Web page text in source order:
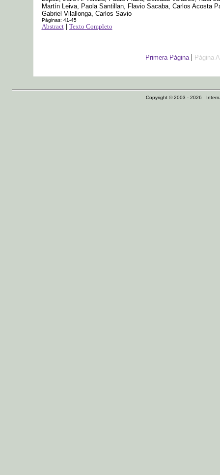
Martín Leiva, Paola Santillan, Flavio Sacaba, Carlos Acosta
Gabriel Vilallonga, Carlos Savio
Páginas: 41-45
Abstract| Texto Completo
Primera Página | Página
Copyright © 2003 - 2026